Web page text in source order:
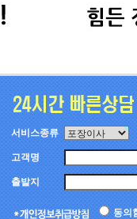
서비스종류
고객명
출발지
동의